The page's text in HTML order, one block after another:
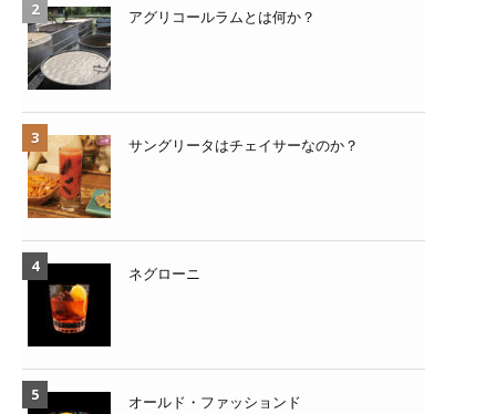
アグリコールラムとは何か？
サングリータはチェイサーなのか？
ネグローニ
オールド・ファッションド